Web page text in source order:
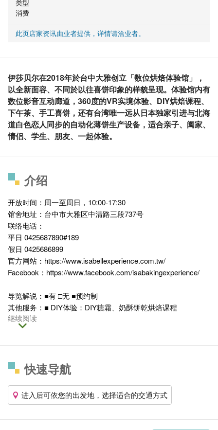
类型
消费
此页店家资讯由业者提供，详情请洽业者。
伊莎贝尔在2018年於台中大雅创立「数位烘焙体验馆」，
以全新面容、不同於以往喜饼印象的样貌呈现。体验馆内有
数位影音互动廊道，360度的VR实境体验、DIY烘焙课程、
下午茶、手工喜饼，还有台湾唯一远从日本独家引进与北海
道白色恋人同步的自动化薄饼生产设备，适合亲子、阖家、
情侣、学生、朋友、一起体验。
介绍
开放时间：周一至周日，10:00-17:30
馆舍地址：台中市大雅区中清路三段737号
联络电话：
平日 0425687890#189
假日 0425686899
官方网站： https://www.isabellexperience.com.tw/
Facebook： https://www.facebook.com/isabakingexperience/
导览解说：■有 □无 ■预约制
其他服务：■ DIY体验：DIY糖霜、奶酥饼乾烘焙课程
继续阅读
快速导航
进入后可依您的出发地，选择适合的交通方式